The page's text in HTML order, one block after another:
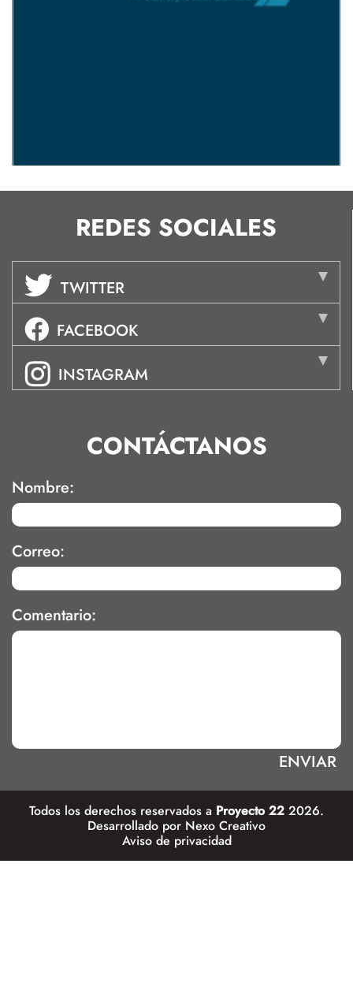
REDES SOCIALES
TWITTER
FACEBOOK
INSTAGRAM
CONTÁCTANOS
Nombre:
Correo:
Comentario:
Todos los derechos reservados a Proyecto 22 2026.
Desarrollado por Nexo Creativo
Aviso de privacidad